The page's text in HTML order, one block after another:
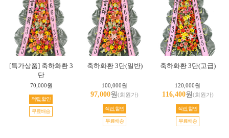
[특가상품] 축하화환 3
단
70,000원
적립,할인
무료배송
축하화환 3단(일반)
100,000원
97,000원(회원가)
적립,할인
무료배송
축하화환 3단(고급)
120,000원
116,400원(회원가)
적립,할인
무료배송